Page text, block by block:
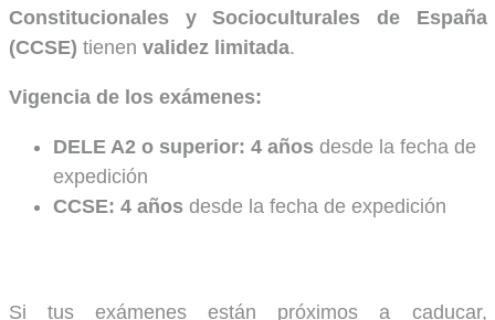
Constitucionales y Socioculturales de España
(CCSE) tienen validez limitada.
Vigencia de los exámenes:
DELE A2 o superior: 4 años desde la fecha de
expedición
CCSE: 4 años desde la fecha de expedición
Si tus exámenes están próximos a caducar,